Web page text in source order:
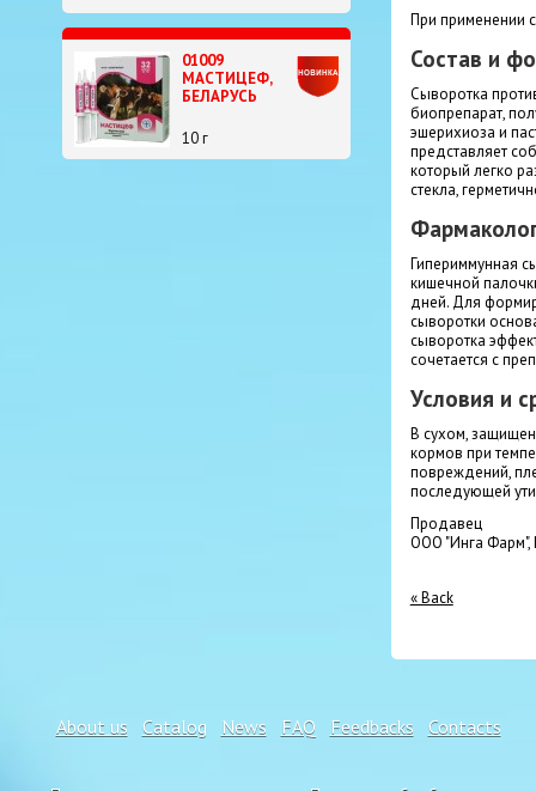
01009
МАСТИЦЕФ,
БЕЛАРУСЬ
10 г
При применении
Состав и
Сыворотка
биопрепарат,
эшерихиоза и
представляет
который легко
стекла,
Гипериммунная
кишечной
дней. Для
сыворотки
сыворотка
сочетается с
Условия и
В сухом,
кормов при
повреждений,
последующей
Продавец
ООО "Инга Фарм",
« Back
About us Catalog News FAQ Feedbacks Contacts